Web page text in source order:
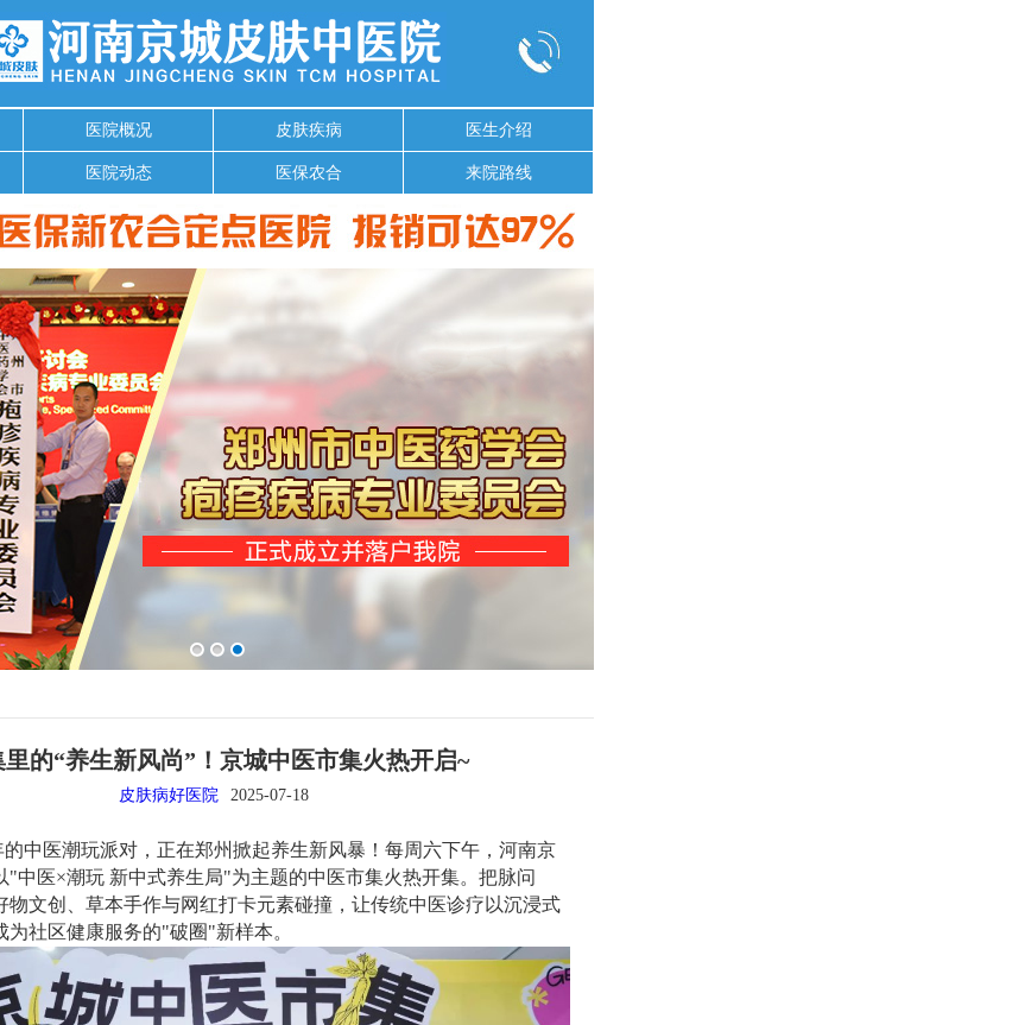
医院概况 皮肤疾病 医生介绍
医院动态 医保农合 来院路线
里的“养生新风尚”！京城中医市集火热开启~
皮肤病好医院 2025-07-18
中医潮玩派对，正在郑州掀起养生新风暴！每周六下午，河南京
"中医×潮玩 新中式养生局"为主题的中医市集火热开集。把脉问
物文创、草本手作与网红打卡元素碰撞，让传统中医诊疗以沉浸式
为社区健康服务的"破圈"新样本。